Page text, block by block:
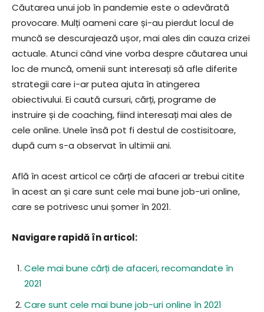
Căutarea unui job în pandemie este o adevărată
provocare. Mulți oameni care și-au pierdut locul de
muncă se descurajează ușor, mai ales din cauza crizei
actuale. Atunci când vine vorba despre căutarea unui
loc de muncă, omenii sunt interesați să afle diferite
strategii care i-ar putea ajuta în atingerea
obiectivului. Ei caută cursuri, cărți, programe de
instruire și de coaching, fiind interesați mai ales de
cele online. Unele însă pot fi destul de costisitoare,
după cum s-a observat în ultimii ani.
Află în acest articol ce cărți de afaceri ar trebui citite
în acest an și care sunt cele mai bune job-uri online,
care se potrivesc unui șomer în 2021.
Navigare rapidă în articol:
Cele mai bune cărți de afaceri, recomandate în
2021
Care sunt cele mai bune job-uri online în 2021